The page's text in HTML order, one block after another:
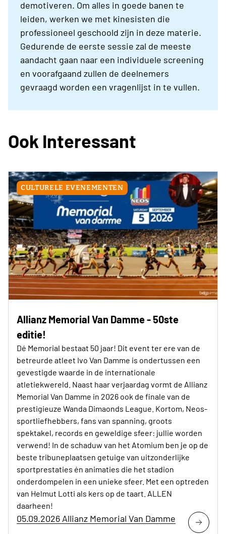
demotiveren. Om alles in goede banen te
leiden, werken we met kinesisten die
professioneel geschoold zijn in deze materie.
Gedurende de eerste sessie zal de meeste
aandacht gaan naar een individuele screening
en voorafgaand zullen de deelnemers
gevraagd worden een vragenlijst in te vullen.
Ook Interessant
CULTURELE EVENEMENTEN
Allianz Memorial Van Damme - 50ste
editie!
Dé Memorial bestaat 50 jaar! Dit event ter ere van de
betreurde atleet Ivo Van Damme is ondertussen een
gevestigde waarde in de internationale
atletiekwereld. Naast haar verjaardag vormt de Allianz
Memorial Van Damme in 2026 ook de finale van de
prestigieuze Wanda Dimaonds League. Kortom, Neos-
sportliefhebbers, fans van spanning, groots
spektakel, records en geweldige sfeer: jullie worden
verwend! In de schaduw van het Atomium ben je op de
beste tribuneplaatsen getuige van uitzonderlijke
sportprestaties én animaties die het stadion
onderdompelen in een unieke sfeer. Met een optreden
van Helmut Lotti als kers op de taart. ALLEN
daarheen!
05.09.2026 Allianz Memorial Van Damme